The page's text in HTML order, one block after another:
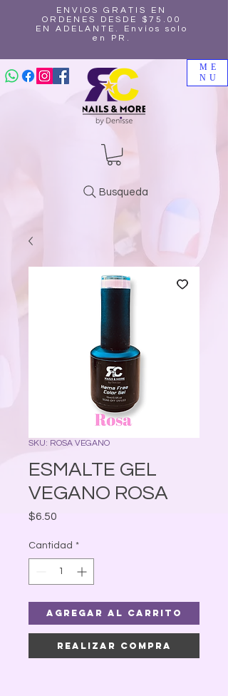
ENVIOS GRATIS EN
ORDENES DESDE $75.00
EN ADELANTE. Envíos solo
en PR.
ME
NU
Busqueda
SKU: ROSA VEGANO
ESMALTE GEL
VEGANO ROSA
$6.50
Cantidad *
Agregar al carrito
Realizar compra